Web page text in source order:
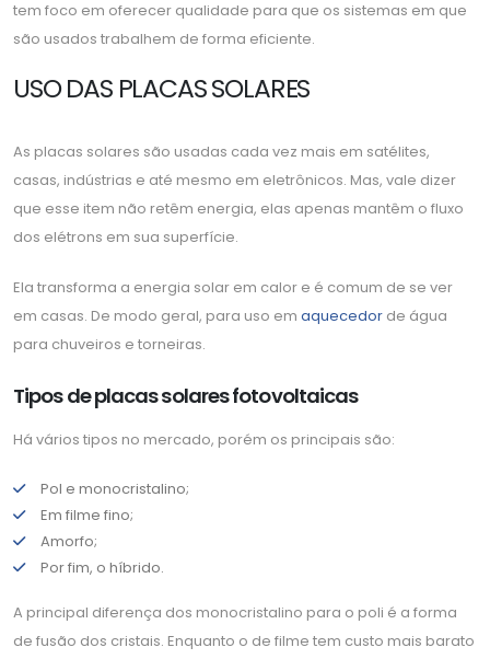
tem foco em oferecer qualidade para que os sistemas em que
são usados trabalhem de forma eficiente.
USO DAS PLACAS SOLARES
As placas solares são usadas cada vez mais em satélites,
casas, indústrias e até mesmo em eletrônicos. Mas, vale dizer
que esse item não retêm energia, elas apenas mantêm o fluxo
dos elétrons em sua superfície.
Ela transforma a energia solar em calor e é comum de se ver
em casas. De modo geral, para uso em aquecedor de água
para chuveiros e torneiras.
Tipos de placas solares fotovoltaicas
Há vários tipos no mercado, porém os principais são:
Pol e monocristalino;
Em filme fino;
Amorfo;
Por fim, o híbrido.
A principal diferença dos monocristalino para o poli é a forma
de fusão dos cristais. Enquanto o de filme tem custo mais barato